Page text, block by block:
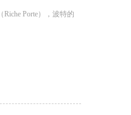
Porte），波特的